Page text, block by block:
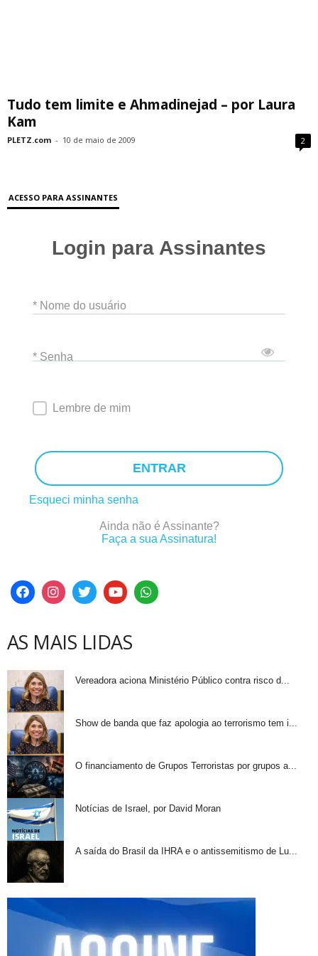
Tudo tem limite e Ahmadinejad – por Laura
Kam
PLETZ.com - 10 de maio de 2009 2
ACESSO PARA ASSINANTES
Login para Assinantes
* Nome do usuário
* Senha
Lembre de mim
ENTRAR
Esqueci minha senha
Ainda não é Assinante?
Faça a sua Assinatura!
AS MAIS LIDAS
Vereadora aciona Ministério Público contra risco d...
Show de banda que faz apologia ao terrorismo tem i...
O financiamento de Grupos Terroristas por grupos a...
Notícias de Israel, por David Moran
A saída do Brasil da IHRA e o antissemitismo de Lu...